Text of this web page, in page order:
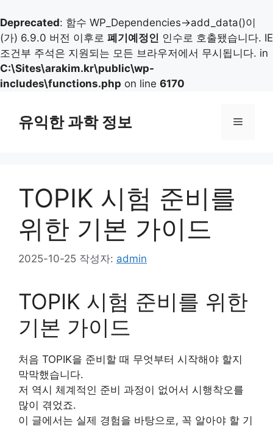
Deprecated: 함수 WP_Dependencies->add_data()이
(가) 6.9.0 버전 이후로 폐기예정인 인수로 호출됐습니다. IE
조건부 주석은 지원되는 모든 브라우저에서 무시됩니다. in
C:\Sites\arakim.kr\public\wp-
includes\functions.php on line 6170
유익한 과학 정보 메
TOPIK 시험 준비를
위한 기본 가이드
2025-10-25 작성자: admin
TOPIK 시험 준비를 위한
기본 가이드
처음 TOPIK을 준비할 때 무엇부터 시작해야 할지
막막했습니다.
저 역시 체계적인 준비 과정이 없어서 시행착오를
많이 겪었죠.
이 글에서는 실제 경험을 바탕으로, 꼭 알아야 할 기